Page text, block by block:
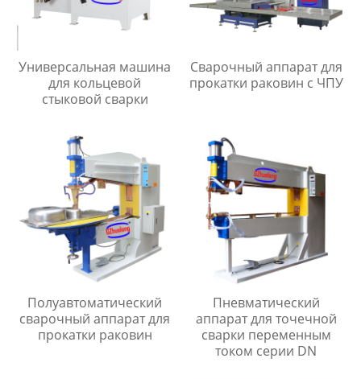
Универсальная машина
для кольцевой
стыковой сварки
Сварочный аппарат для
прокатки раковин с ЧПУ
Полуавтоматический
сварочный аппарат для
прокатки раковин
Пневматический
аппарат для точечной
сварки переменным
током серии DN